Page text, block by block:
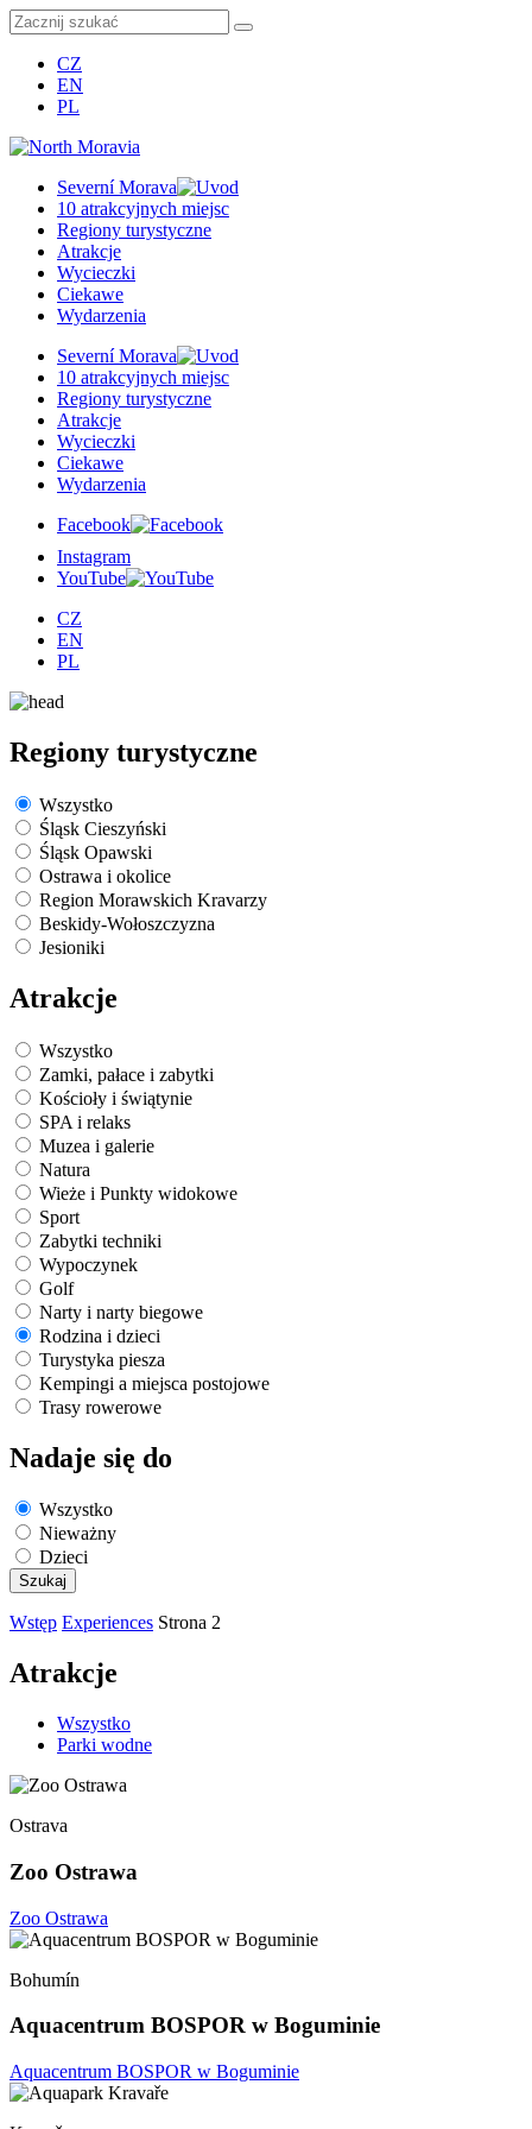
CZ
EN
PL
Severní Morava
10 atrakcyjnych miejsc
Regiony turystyczne
Atrakcje
Wycieczki
Ciekawe
Wydarzenia
Severní Morava
10 atrakcyjnych miejsc
Regiony turystyczne
Atrakcje
Wycieczki
Ciekawe
Wydarzenia
Facebook
Instagram
YouTube
CZ
EN
PL
Regiony turystyczne
Wszystko
Śląsk Cieszyński
Śląsk Opawski
Ostrawa i okolice
Region Morawskich Kravarzy
Beskidy-Wołoszczyzna
Jesioniki
Atrakcje
Wszystko
Zamki, pałace i zabytki
Kościoły i świątynie
SPA i relaks
Muzea i galerie
Natura
Wieże i Punkty widokowe
Sport
Zabytki techniki
Wypoczynek
Golf
Narty i narty biegowe
Rodzina i dzieci
Turystyka piesza
Kempingi a miejsca postojowe
Trasy rowerowe
Nadaje się do
Wszystko
Nieważny
Dzieci
Wstęp Experiences Strona 2
Atrakcje
Wszystko
Parki wodne
Ostrava
Zoo Ostrawa
Zoo Ostrawa
Bohumín
Aquacentrum BOSPOR w Boguminie
Aquacentrum BOSPOR w Boguminie